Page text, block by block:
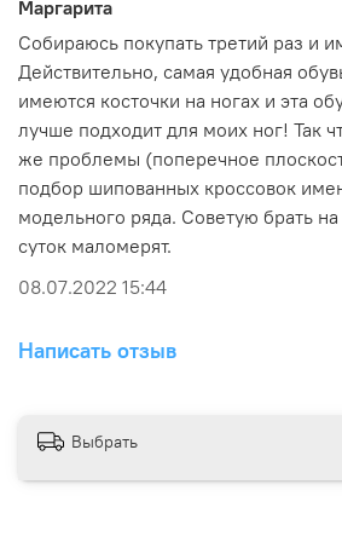
Модельный ряд 2018 года
VJ INTEGRATOR, шиповки для
для ориентирования
Маргарита
Собираюсь покупать третий раз и
Действительно, самая удобная
имеются косточки на ногах и эта
лучше подходит для моих ног! Так
же проблемы (поперечное
подбор шипованных кроссовок
модельного ряда. Советую брать
суток маломерят.
08.07.2022 15:44
Написать отзыв
Выбрать